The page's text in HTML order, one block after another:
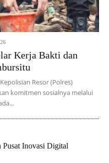
Kerja Bakti dan
Resor (Polres)
komitmen sosialnya melalui
Inovasi Digital